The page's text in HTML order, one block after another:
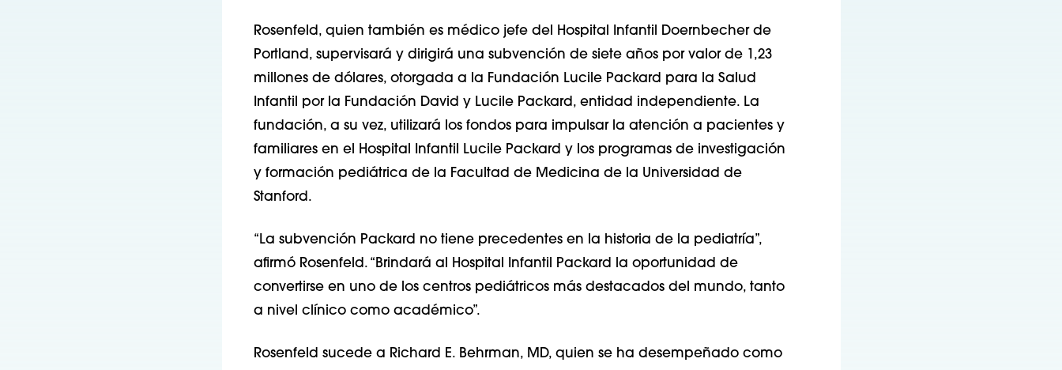
Rosenfeld, quien también es médico jefe del Hospital Infantil Doernbecher de
Portland, supervisará y dirigirá una subvención de siete años por valor de 1,23
millones de dólares, otorgada a la Fundación Lucile Packard para la Salud
Infantil por la Fundación David y Lucile Packard, entidad independiente. La
fundación, a su vez, utilizará los fondos para impulsar la atención a pacientes y
familiares en el Hospital Infantil Lucile Packard y los programas de investigación
y formación pediátrica de la Facultad de Medicina de la Universidad de
Stanford.
“La subvención Packard no tiene precedentes en la historia de la pediatría”,
afirmó Rosenfeld. “Brindará al Hospital Infantil Packard la oportunidad de
convertirse en uno de los centros pediátricos más destacados del mundo, tanto
a nivel clínico como académico”.
Rosenfeld sucede a Richard E. Behrman, MD, quien se ha desempeñado como